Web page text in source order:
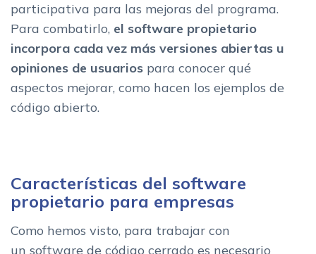
participativa para las mejoras del programa.
Para combatirlo, el software propietario
incorpora cada vez más versiones abiertas u
opiniones de usuarios para conocer qué
aspectos mejorar, como hacen los ejemplos de
código abierto.
Características del software
propietario para empresas
Como hemos visto, para trabajar con
un software de código cerrado es necesario